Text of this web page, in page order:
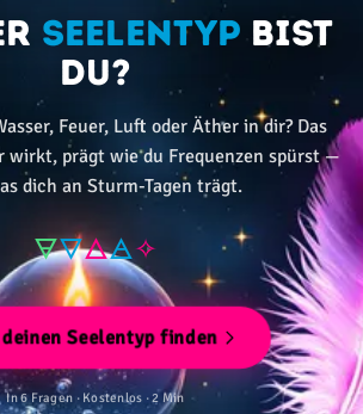
Seelentyp bist
du?
Feuer, Luft oder Äther in dir? Das
wirkt, prägt wie du Frequenzen spürst —
dich an Sturm-Tagen trägt.
🜃🜄🜂🜁✧
Seelentyp finden
In 6 Fragen · Kostenlos · 2 Min